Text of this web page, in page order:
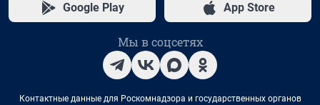
Google Play App Store
Мы в соцсетях
Контактные данные для Роскомнадзора и государственных органов